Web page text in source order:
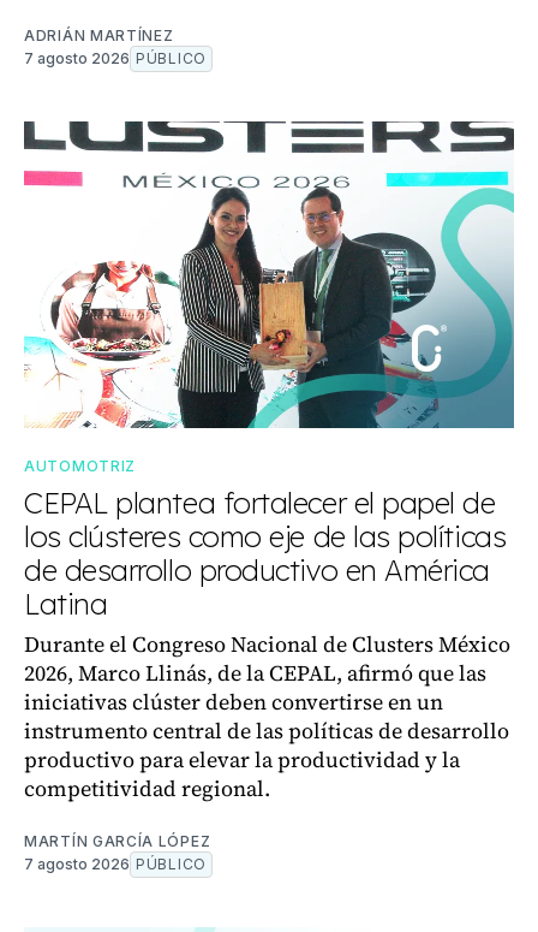
ADRIÁN MARTÍNEZ
7 agosto 2026 PÚBLICO
AUTOMOTRIZ
CEPAL plantea fortalecer el papel de
los clústeres como eje de las políticas
de desarrollo productivo en América
Latina
Durante el Congreso Nacional de Clusters México
2026, Marco Llinás, de la CEPAL, afirmó que las
iniciativas clúster deben convertirse en un
instrumento central de las políticas de desarrollo
productivo para elevar la productividad y la
competitividad regional.
MARTÍN GARCÍA LÓPEZ
7 agosto 2026 PÚBLICO